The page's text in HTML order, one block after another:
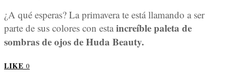
¿A qué esperas? La primavera te está llamando a ser
parte de sus colores con esta increíble paleta de
sombras de ojos de Huda Beauty.
LIKE 0